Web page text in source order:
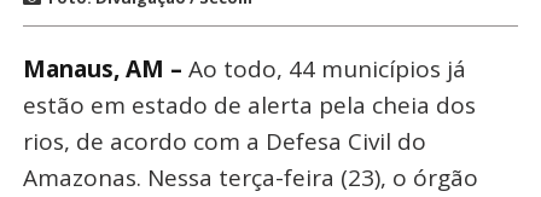
Manaus, AM – Ao todo, 44 municípios já
estão em estado de alerta pela cheia dos
rios, de acordo com a Defesa Civil do
Amazonas. Nessa terça-feira (23), o órgão